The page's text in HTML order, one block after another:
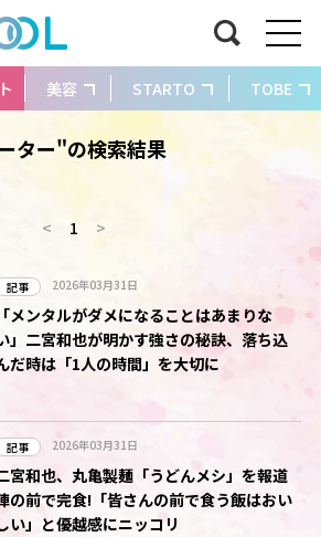
美容 STARTO TOBE
ター"の検索結果
< 1 >
記事 2026年03月31日
「メンタルがダメになることはあまりな
」二宮和也が明かす強さの秘訣、落ち込
だ時は「1人の時間」を大切に
記事 2026年03月31日
宮和也、丸亀製麺「うどんメシ」を報道
の前で完食!「皆さんの前で食う飯はおい
い」と優越感にニッコリ